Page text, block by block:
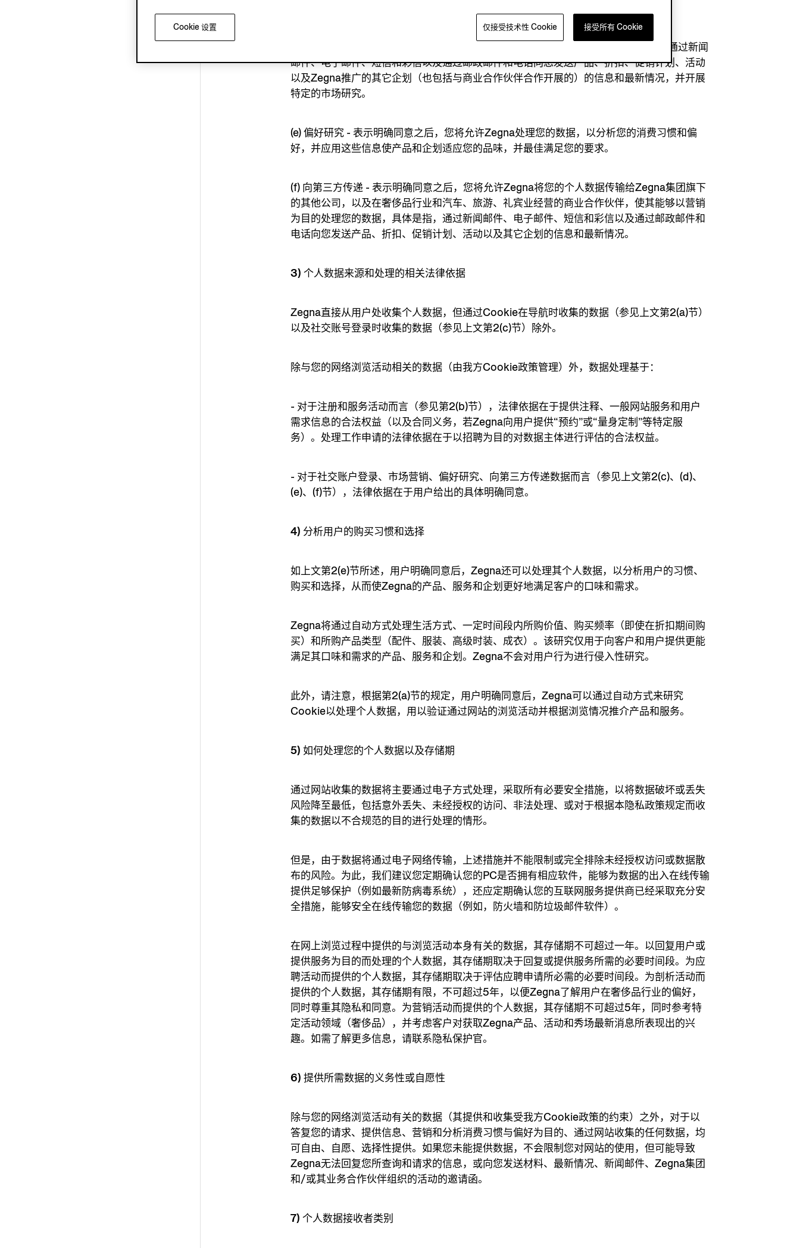
- 表示明确同意之后，您将允许Zegna以市场营销目的处理您的数据，即通过新闻
邮件、电子邮件、短信和彩信以及通过邮政邮件和电话向您发送产品、折扣、促销计划、活动
以及Zegna推广的其它企划（也包括与商业合作伙伴合作开展的）的信息和最新情况，并开展
特定的市场研究。
(e)偏好研究 - 表示明确同意之后，您将允许Zegna处理您的数据，以分析您的消费习惯和偏
好，并应用这些信息使产品和企划适应您的品味，并最佳满足您的要求。
(f) 向第三方传递 - 表示明确同意之后，您将允许Zegna将您的个人数据传输给Zegna集团旗下
的其他公司，以及在奢侈品行业和汽车、旅游、礼宾业经营的商业合作伙伴，使其能够以营销
为目的处理您的数据，具体是指，通过新闻邮件、电子邮件、短信和彩信以及通过邮政邮件和
电话向您发送产品、折扣、促销计划、活动以及其它企划的信息和最新情况。
3) 个人数据来源和处理的相关法律依据
Zegna直接从用户处收集个人数据，但通过Cookie在导航时收集的数据（参见上文第2(a)节）
以及社交账号登录时收集的数据（参见上文第2(c)节）除外。
除与您的网络浏览活动相关的数据（由我方Cookie政策管理）外，数据处理基于：
- 对于注册和服务活动而言（参见第2(b)节），法律依据在于提供注释、一般网站服务和用户
需求信息的合法权益（以及合同义务，若Zegna向用户提供“预约”或“量身定制”等特定服
务）。处理工作申请的法律依据在于以招聘为目的对数据主体进行评估的合法权益。
- 对于社交账户登录、市场营销、偏好研究、向第三方传递数据而言（参见上文第2(c)、(d)、
(e)、(f)节），法律依据在于用户给出的具体明确同意。
4) 分析用户的购买习惯和选择
如上文第2(e)节所述，用户明确同意后，Zegna还可以处理其个人数据，以分析用户的习惯、
购买和选择，从而使Zegna的产品、服务和企划更好地满足客户的口味和需求。
Zegna将通过自动方式处理生活方式、一定时间段内所购价值、购买频率（即使在折扣期间购
买）和所购产品类型（配件、服装、高级时装、成衣）。该研究仅用于向客户和用户提供更能
满足其口味和需求的产品、服务和企划。Zegna不会对用户行为进行侵入性研究。
此外，请注意，根据第2(a)节的规定，用户明确同意后，Zegna可以通过自动方式来研究
Cookie以处理个人数据，用以验证通过网站的浏览活动并根据浏览情况推介产品和服务。
5) 如何处理您的个人数据以及存储期
通过网站收集的数据将主要通过电子方式处理，采取所有必要安全措施，以将数据破坏或丢失
风险降至最低，包括意外丢失、未经授权的访问、非法处理、或对于根据本隐私政策规定而收
集的数据以不合规范的目的进行处理的情形。
但是，由于数据将通过电子网络传输，上述措施并不能限制或完全排除未经授权访问或数据散
布的风险。为此，我们建议您定期确认您的PC是否拥有相应软件，能够为数据的出入在线传输
提供足够保护（例如最新防病毒系统），还应定期确认您的互联网服务提供商已经采取充分安
全措施，能够安全在线传输您的数据（例如，防火墙和防垃圾邮件软件）。
在网上浏览过程中提供的与浏览活动本身有关的数据，其存储期不可超过一年。以回复用户或
提供服务为目的而处理的个人数据，其存储期取决于回复或提供服务所需的必要时间段。为应
聘活动而提供的个人数据，其存储期取决于评估应聘申请所必需的必要时间段。为剖析活动而
提供的个人数据，其存储期有限，不可超过5年，以便Zegna了解用户在奢侈品行业的偏好，
同时尊重其隐私和同意。为营销活动而提供的个人数据，其存储期不可超过5年，同时参考特
定活动领域（奢侈品），并考虑客户对获取Zegna产品、活动和秀场最新消息所表现出的兴
趣。如需了解更多信息，请联系隐私保护官。
6) 提供所需数据的义务性或自愿性
除与您的网络浏览活动有关的数据（其提供和收集受我方Cookie政策的约束）之外，对于以
答复您的请求、提供信息、营销和分析消费习惯与偏好为目的、通过网站收集的任何数据，均
可自由、自愿、选择性提供。如果您未能提供数据，不会限制您对网站的使用，但可能导致
Zegna无法回复您所查询和请求的信息，或向您发送材料、最新情况、新闻邮件、Zegna集团
和/或其业务合作伙伴组织的活动的邀请函。
7) 个人数据接收者类别
仅接受技术性 Cookie 接受所有 Cookie
Cookie 设置